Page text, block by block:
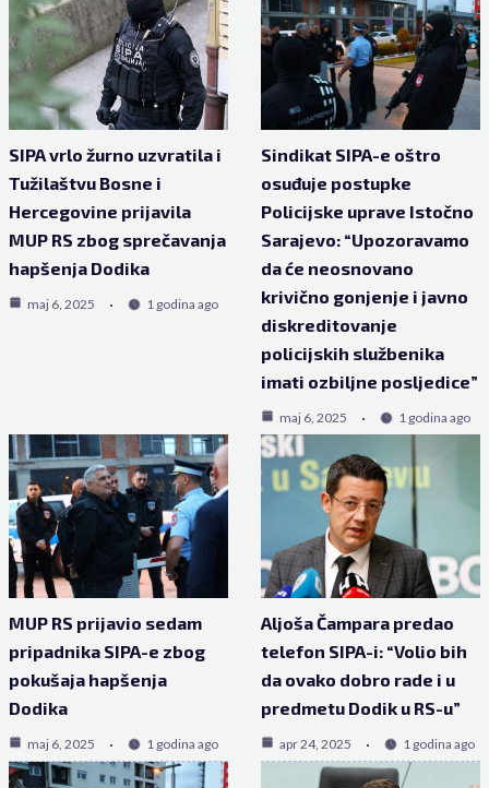
SIPA vrlo žurno uzvratila i
Tužilaštvu Bosne i
Hercegovine prijavila
MUP RS zbog sprečavanja
hapšenja Dodika
maj 6, 2025 1 godina ago
Sindikat SIPA-e oštro
osuđuje postupke
Policijske uprave Istočno
Sarajevo: “Upozoravamo
da će neosnovano
krivično gonjenje i javno
diskreditovanje
policijskih službenika
imati ozbiljne posljedice”
maj 6, 2025 1 godina ago
MUP RS prijavio sedam
pripadnika SIPA-e zbog
pokušaja hapšenja
Dodika
maj 6, 2025 1 godina ago
Aljoša Čampara predao
telefon SIPA-i: “Volio bih
da ovako dobro rade i u
predmetu Dodik u RS-u”
apr 24, 2025 1 godina ago